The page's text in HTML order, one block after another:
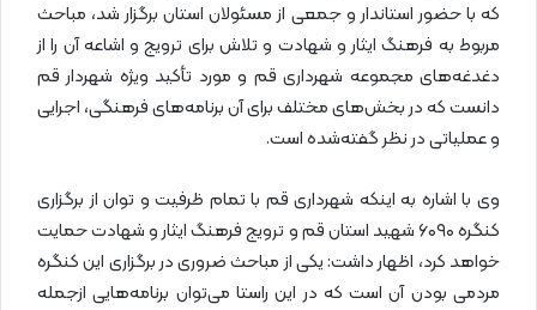
که با حضور استاندار و جمعی از مسئولان استان برگزار شد، مباحث
مربوط به فرهنگ ایثار و شهادت و تلاش برای ترویج و اشاعه آن را از
دغدغه‌های مجموعه شهرداری قم و مورد تأکید ویژه شهردار قم
دانست که در بخش‌های مختلف برای آن برنامه‌های فرهنگی، اجرایی
و عملیاتی در نظر گفته‌شده است.
وی با اشاره به اینکه شهرداری قم با تمام ظرفیت و توان از برگزاری
کنگره ۶۰۹۰ شهید استان قم و ترویج فرهنگ ایثار و شهادت حمایت
خواهد کرد، اظهار داشت: یکی از مباحث ضروری در برگزاری این کنگره
مردمی بودن آن است که در این راستا می‌توان برنامه‌هایی ازجمله